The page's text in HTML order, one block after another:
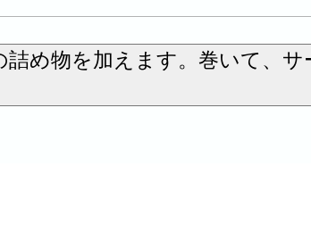
め物を加えます。巻いて、サ